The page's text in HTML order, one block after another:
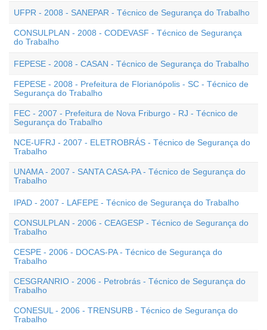
UFPR - 2008 - SANEPAR - Técnico de Segurança do Trabalho
CONSULPLAN - 2008 - CODEVASF - Técnico de Segurança
do Trabalho
FEPESE - 2008 - CASAN - Técnico de Segurança do Trabalho
FEPESE - 2008 - Prefeitura de Florianópolis - SC - Técnico de
Segurança do Trabalho
FEC - 2007 - Prefeitura de Nova Friburgo - RJ - Técnico de
Segurança do Trabalho
NCE-UFRJ - 2007 - ELETROBRÁS - Técnico de Segurança do
Trabalho
UNAMA - 2007 - SANTA CASA-PA - Técnico de Segurança do
Trabalho
IPAD - 2007 - LAFEPE - Técnico de Segurança do Trabalho
CONSULPLAN - 2006 - CEAGESP - Técnico de Segurança do
Trabalho
CESPE - 2006 - DOCAS-PA - Técnico de Segurança do
Trabalho
CESGRANRIO - 2006 - Petrobrás - Técnico de Segurança do
Trabalho
CONESUL - 2006 - TRENSURB - Técnico de Segurança do
Trabalho